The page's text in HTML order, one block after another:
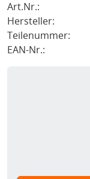
Art.Nr.:
Hersteller:
Teilenummer:
EAN-Nr.: